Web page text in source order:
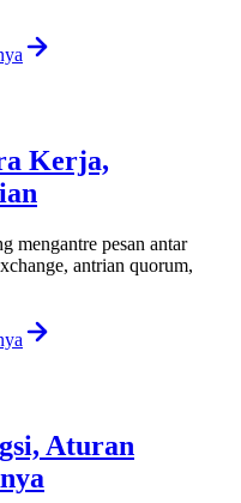
Kerja,
mengantre pesan antar
antrian quorum,
Aturan